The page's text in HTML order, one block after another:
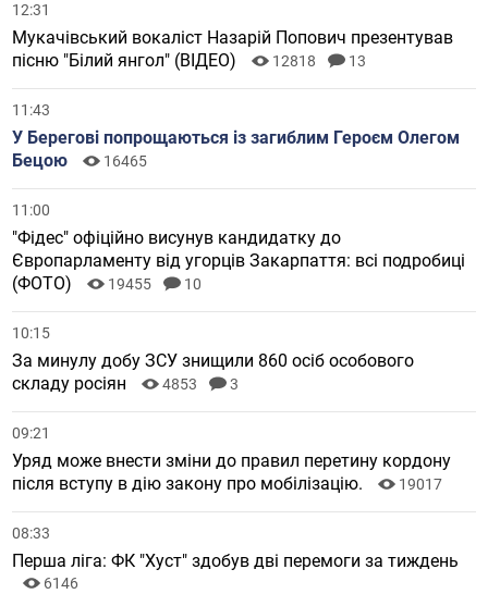
12:31
Мукачівський вокаліст Назарій Попович презентував
пісню "Білий янгол" (ВІДЕО)
12818 13
11:43
У Берегові попрощаються із загиблим Героєм Олегом
Бецою
16465
11:00
"Фідес" офіційно висунув кандидатку до
Європарламенту від угорців Закарпаття: всі подробиці
(ФОТО)
19455 10
10:15
За минулу добу ЗСУ знищили 860 осіб особового
складу росіян
4853 3
09:21
Уряд може внести зміни до правил перетину кордону
після вступу в дію закону про мобілізацію.
19017
08:33
Перша ліга: ФК "Хуст" здобув дві перемоги за тиждень
6146